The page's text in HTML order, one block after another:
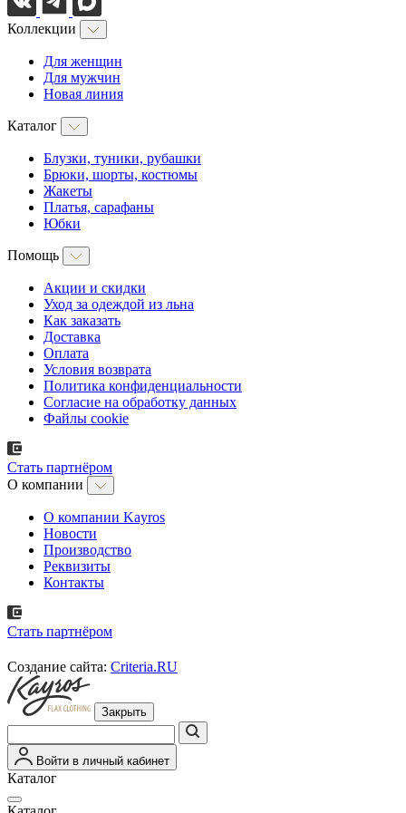
Коллекции
Для женщин
Для мужчин
Новая линия
Каталог
Блузки, туники, рубашки
Брюки, шорты, костюмы
Жакеты
Платья, сарафаны
Юбки
Помощь
Акции и скидки
Уход за одеждой из льна
Как заказать
Доставка
Оплата
Условия возврата
Политика конфиденциальности
Согласие на обработку данных
Файлы cookie
Стать партнёром
О компании
О компании Kayros
Новости
Производство
Реквизиты
Контакты
Стать партнёром
Создание сайта: Criteria.RU
Закрыть
Войти в личный кабинет
Каталог